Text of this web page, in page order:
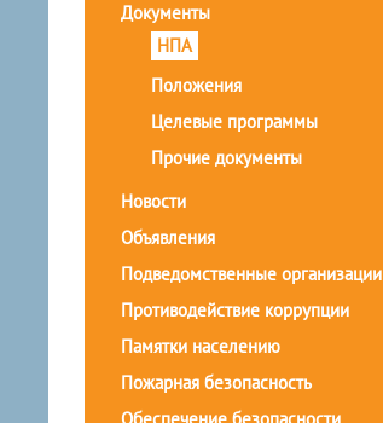
Документы
НПА
Положения
Целевые программы
Прочие документы
Новости
Объявления
Подведомственные организации
Противодействие коррупции
Памятки населению
Пожарная безопасность